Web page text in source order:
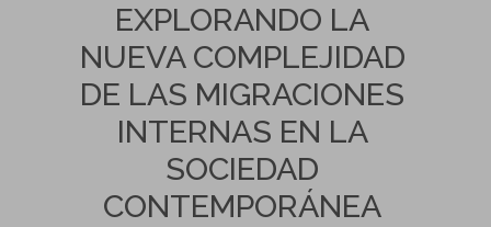
EXPLORANDO LA
NUEVA COMPLEJIDAD
DE LAS MIGRACIONES
INTERNAS EN LA
SOCIEDAD
CONTEMPORÁNEA